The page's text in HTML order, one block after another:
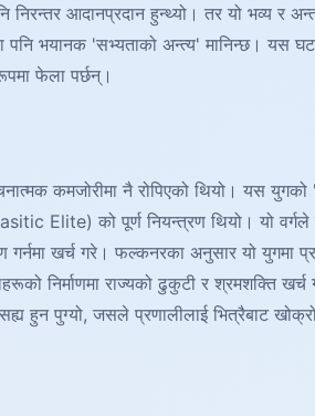
निरन्तर आदानप्रदान हुन्थ्यो। तर यो भव्य
पनि भयानक 'सभ्यताको अन्त्य' मानिन्छ। यस
फेला पर्छन्।
कमजोरीमा नै रोपिएको थियो। यस
Elite) को पूर्ण नियन्त्रण थियो। यो
गर्नमा खर्च गरे। फल्कनरका अनुसार यो
निर्माणमा राज्यको ढुकुटी र श्रमशक्ति
हुन पुग्यो, जसले प्रणालीलाई भित्रैबाट खोक्रो